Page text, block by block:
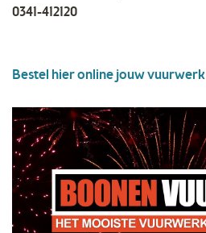
0341-412120
Bestel hier online jouw vuurwerk